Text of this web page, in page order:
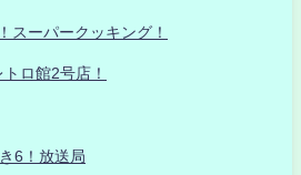
スーパークッキング！
ロ館2号店！
6！放送局